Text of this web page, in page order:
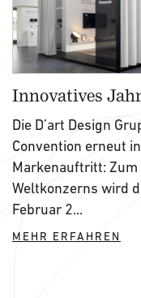
Innovatives
Die D’art Design
Convention erneut
Markenauftritt: Zum
Weltkonzerns wird
Februar 2...
MEHR ERFAHREN